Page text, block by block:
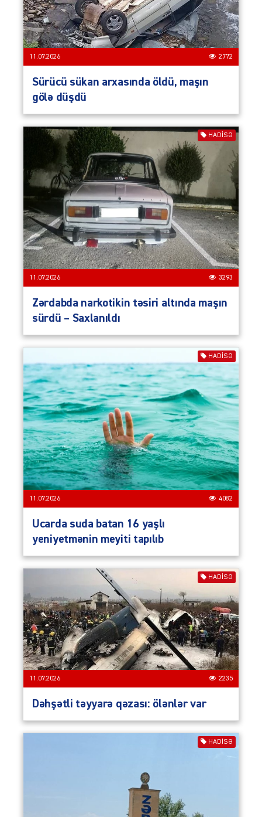
11.07.2026 2772
Sürücü sükan arxasında öldü, maşın
gölə düşdü
HADISƏ
11.07.2026 3293
Zərdabda narkotikin təsiri altında maşın
sürdü – Saxlanıldı
HADISƏ
11.07.2026 4082
Ucarda suda batan 16 yaşlı
yeniyetmənin meyiti tapılıb
HADISƏ
11.07.2026 2235
Dəhşətli təyyarə qəzası: ölənlər var
HADISƏ